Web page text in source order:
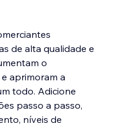
de alta qualidade e
o
aprimoram a
todo. Adicione
passo a passo,
níveis de